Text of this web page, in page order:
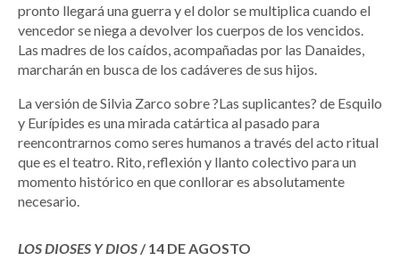
pronto llegará una guerra y el dolor se multiplica cuando el
vencedor se niega a devolver los cuerpos de los vencidos.
Las madres de los caídos, acompañadas por las Danaides,
marcharán en busca de los cadáveres de sus hijos.
La versión de Silvia Zarco sobre ?Las suplicantes? de Esquilo
y Eurípides es una mirada catártica al pasado para
reencontrarnos como seres humanos a través del acto ritual
que es el teatro. Rito, reflexión y llanto colectivo para un
momento histórico en que conllorar es absolutamente
necesario.
LOS DIOSES Y DIOS / 14 DE AGOSTO